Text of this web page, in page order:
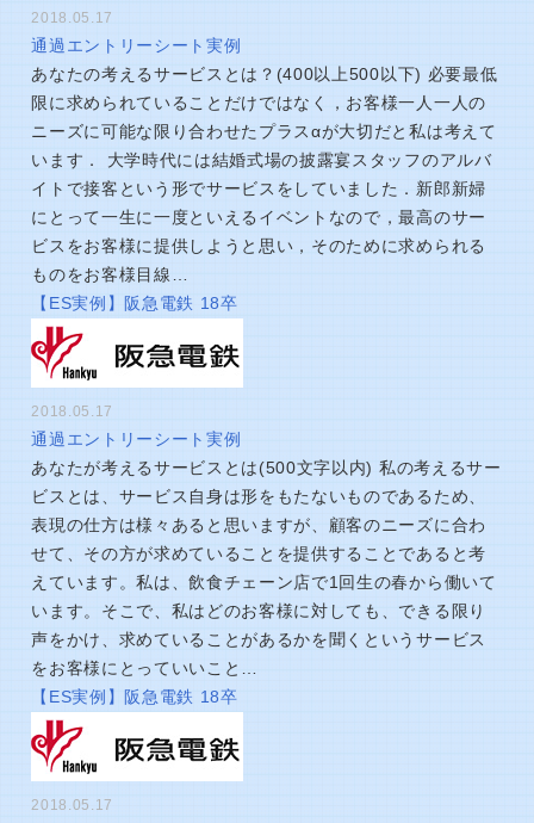
2018.05.17
通過エントリーシート実例
あなたの考えるサービスとは？(400以上500以下) 必要最低
限に求められていることだけではなく，お客様一人一人の
ニーズに可能な限り合わせたプラスαが大切だと私は考えて
います． 大学時代には結婚式場の披露宴スタッフのアルバ
イトで接客という形でサービスをしていました．新郎新婦
にとって一生に一度といえるイベントなので，最高のサー
ビスをお客様に提供しようと思い，そのために求められる
ものをお客様目線…
【ES実例】阪急電鉄 18卒
2018.05.17
通過エントリーシート実例
あなたが考えるサービスとは(500文字以内) 私の考えるサー
ビスとは、サービス自身は形をもたないものであるため、
表現の仕方は様々あると思いますが、顧客のニーズに合わ
せて、その方が求めていることを提供することであると考
えています。私は、飲食チェーン店で1回生の春から働いて
います。そこで、私はどのお客様に対しても、できる限り
声をかけ、求めていることがあるかを聞くというサービス
をお客様にとっていいこと…
【ES実例】阪急電鉄 18卒
2018.05.17